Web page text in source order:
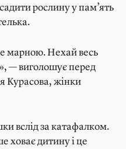
рослину у пам’ять
марною. Нехай весь
— виголошує перед
Курасова, жінки
вслід за катафалком.
ховає дитину і це